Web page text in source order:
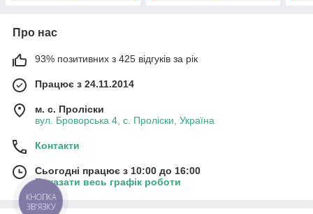
Про нас
93% позитивних з 425 відгуків за рік
Працює з 24.11.2014
м. с. Проліски
вул. Броворська 4, с. Проліски, Україна
Контакти
Сьогодні працює з 10:00 до 16:00
Показати весь графік роботи
КНОПКА
ЗВ'ЯЗКУ